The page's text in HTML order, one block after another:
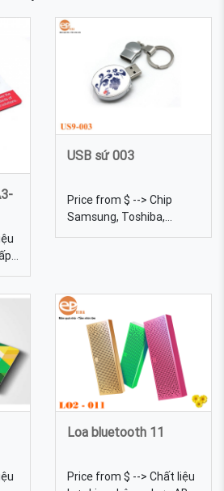
USB sứ 003
Price from $ --> Chip
Samsung, Toshiba,
Kingston... Chất liệu Sứ
Màu sắc Đa dạng, được
tự chọn màu sắc Quy
cách In lưới USB Sứ - Sản
xuất và in logo theo yêu
Loa bluetooth 11
Price from $ --> Chất liệu